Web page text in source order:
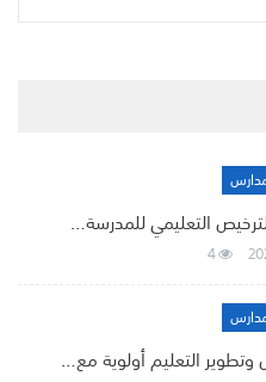
الترخيص التعليمي للمدرسة…
4
التعليم أولوية مع…